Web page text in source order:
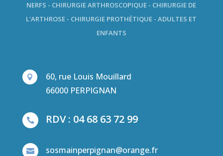
NERFS - CHIRURGIE ARTHROSCOPIQUE - CHIRURGIE DE
L'ARTHROSE - CHIRURGIE PROTHÉTIQUE - ADULTES ET
ENFANTS

60, rue Louis Mouillard
66000 PERPIGNAN
 RDV : 04 68 63 72 99
 sosmainperpignan@orange.fr